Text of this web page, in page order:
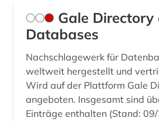
Gale Directory
Databases
Nachschlagewerk für
weltweit hergestellt und
Wird auf der Plattform Gale
angeboten. Insgesamt sind
Einträge enthalten (Stand: